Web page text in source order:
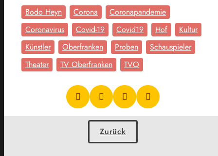
Bodo Heyn Corona
Coronapandemie
Coronavirus
Covid-19 Covid19 Hof
Kultur
Künstler
Oberfranken Proben
Schauspieler
Theater
TV Oberfranken TVO
Zurück